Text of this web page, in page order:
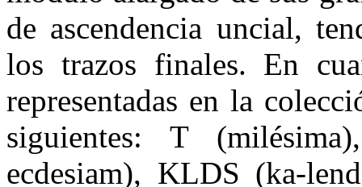
de ascendencia uncial,
los trazos finales. En
representadas en la
siguientes: T
ecdesiam), KLDS (ka-